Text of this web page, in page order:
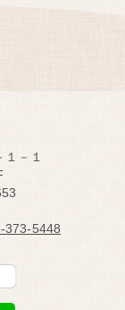
－１
373-5448